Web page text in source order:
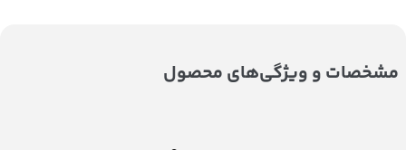
مشخصات و ویژگی‌های محصول